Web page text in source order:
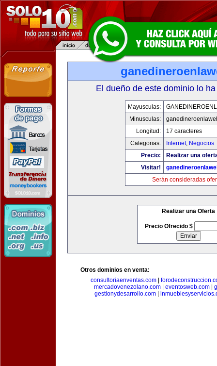
El dueño de este dominio lo
Mayusculas:
Minusculas:
Longitud:
17 caracteres
Categorias:
Internet, Negocios
Precio:
Realizar una
Visitar!
Serán consideradas
Realizar una Oferta
Precio Ofrecido $
Otros dominios en venta:
consultoriaenventas.com
mercadovenezolano.com
eventosweb.com
gestionydesarrollo.com